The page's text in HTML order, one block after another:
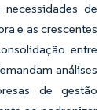
de
e as crescentes
entre
análises
de gestão